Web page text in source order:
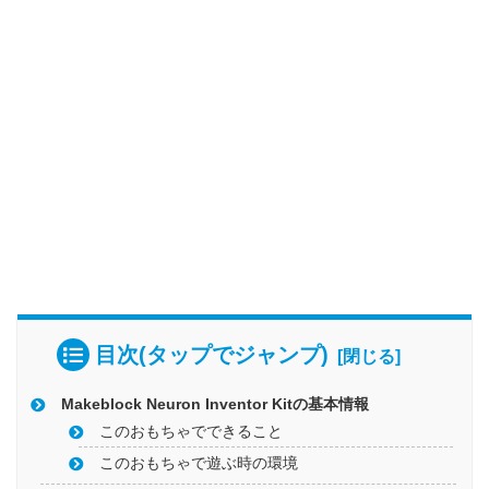
目次(タップでジャンプ)
Makeblock Neuron Inventor Kitの基本情報
このおもちゃでできること
このおもちゃで遊ぶ時の環境